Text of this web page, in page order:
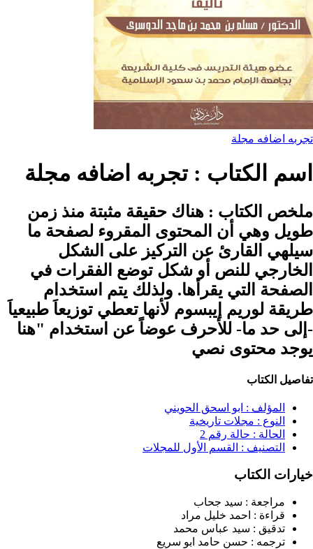
مجلة
الكتاب :تجربه اضافه مجلة
الكتاب :هناك حقيقة مثبتة منذ زمن
وهي أن المحتوى المقروء لصفحة ما
القارئ عن التركيز على الشكل
للنص أو شكل توضع الفقرات في
التي يقرأها. ولذلك يتم استخدام
لوريم إيبسوم لأنها تعطي توزيعاَ طبيعياَ
حد ما- للأحرف عوضاً عن استخدام "هنا
محتوى نصي
الكتاب
المؤلف :ابو اسحق الحويني
النوع : مجلات تاريخية
الحالة :حالة رقم 2
التصنيف :القسم الأول للمجلات
الكتاب
مراجعة : سيد جحاب
قراءة :احمد خليل مراد
تدقيق :سيد عباس محمد
ترجمه : حسن حامد ابو سريع